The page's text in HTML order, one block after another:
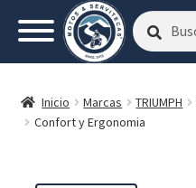
Buscar
por:
Buscar
Inicio Marcas TRIUMPH
Confort y Ergonomia